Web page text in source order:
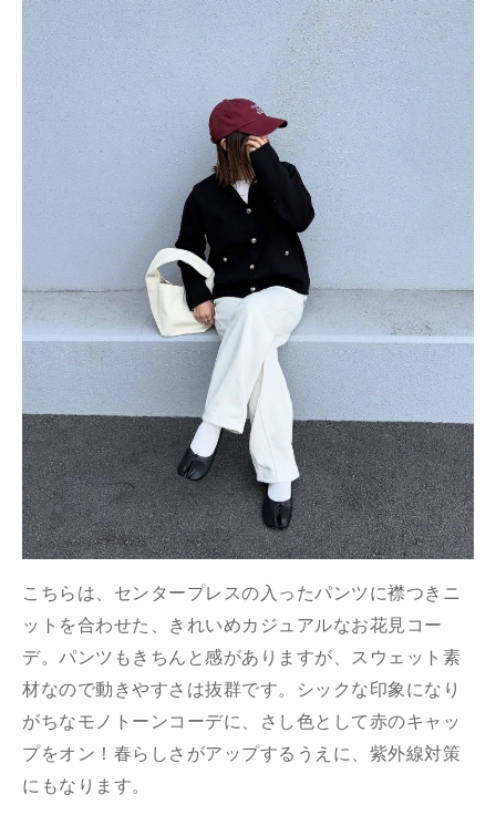
こちらは、センタープレスの入ったパンツに襟つきニ
ットを合わせた、きれいめカジュアルなお花見コー
デ。パンツもきちんと感がありますが、スウェット素
材なので動きやすさは抜群です。シックな印象になり
がちなモノトーンコーデに、さし色として赤のキャッ
プをオン！春らしさがアップするうえに、紫外線対策
にもなります。